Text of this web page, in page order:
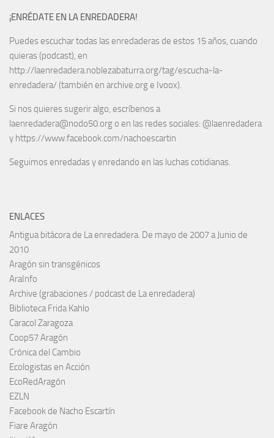
¡ENRÉDATE EN LA ENREDADERA!
Puedes escuchar todas las enredaderas de estos 15 años, cuando
quieras (podcast), en
http://laenredadera.noblezabaturra.org/tag/escucha-la-
enredadera/ (también en archive.org e Ivoox).
Si nos quieres sugerir algo, escríbenos a
laenredadera@nodo50.org o en las redes sociales: @laenredadera
y https://www.facebook.com/nachoescartin
Seguimos enredadas y enredando en las luchas cotidianas.
ENLACES
Antigua bitácora de La enredadera. De mayo de 2007 a Junio de
2010
Aragón sin transgénicos
AraInfo
Archive (grabaciones / podcast de La enredadera)
Biblioteca Frida Kahlo
Caracol Zaragoza
Coop57 Aragón
Crónica del Cambio
Ecologistas en Acción
EcoRedAragón
EZLN
Facebook de Nacho Escartín
Fiare Aragón